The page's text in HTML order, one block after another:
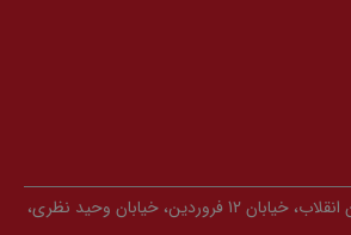
تهران، میدان انقلاب، خیابان 12 فروردین، خیابان وحید نظری،